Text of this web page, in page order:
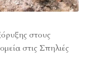
στους
στις Σπηλιές